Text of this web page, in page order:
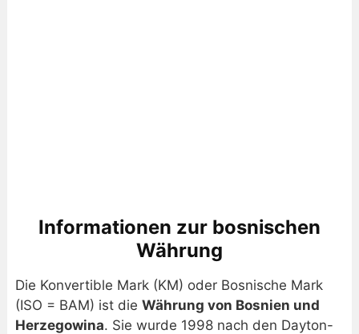
Informationen zur bosnischen
Währung
Die Konvertible Mark (KM) oder Bosnische Mark
(ISO = BAM) ist die Währung von Bosnien und
Herzegowina. Sie wurde 1998 nach den Dayton-